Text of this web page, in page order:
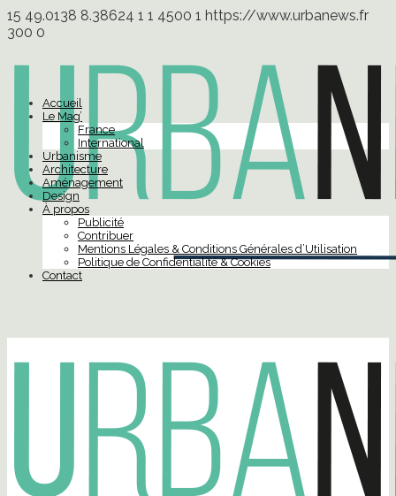
15 49.0138 8.38624 1 1 4500 1 https://www.urbanews.fr
300 0
Accueil
Le Mag’
France
International
Urbanisme
Architecture
Aménagement
Design
À propos
Publicité
Contribuer
Mentions Légales & Conditions Générales d’Utilisation
Politique de Confidentialité & Cookies
Contact